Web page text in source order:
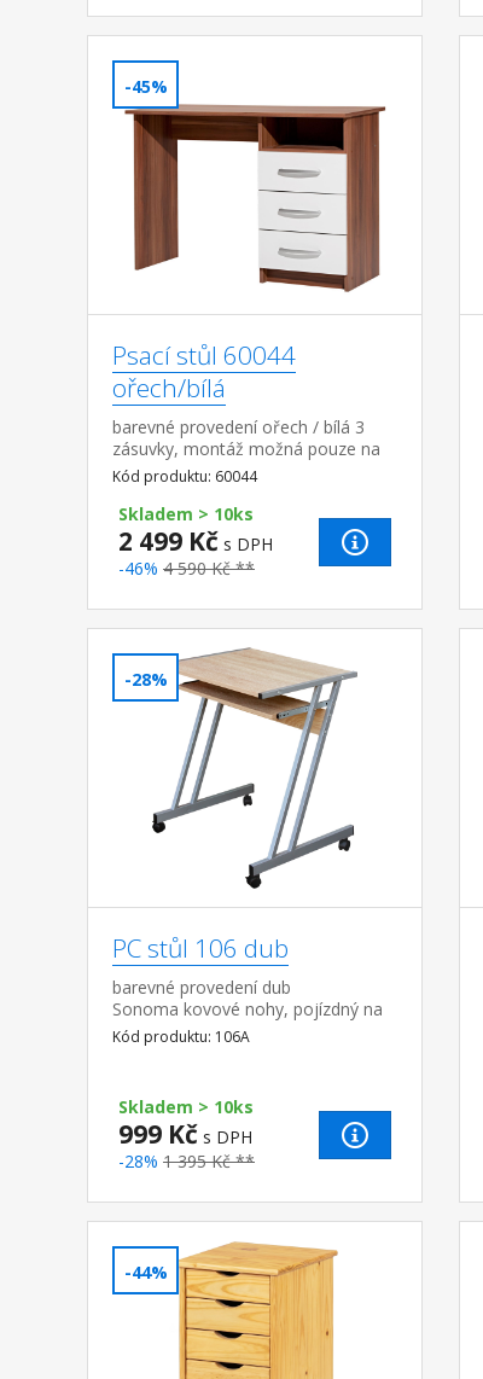
-45%
Psací stůl 60044
ořech/bílá
barevné provedení ořech / bílá 3
zásuvky, montáž možná pouze na
pravou stranu
Kód produktu: 60044
Skladem > 10ks
2 499 Kč s DPH
-46% 4 590 Kč **
-28%
PC stůl 106 dub
barevné provedení dub
Sonoma kovové nohy, pojízdný na
kolečkách výsuv pro klávesnici je
součástí dodávky
Kód produktu: 106A
Skladem > 10ks
999 Kč s DPH
-28% 1 395 Kč **
-44%